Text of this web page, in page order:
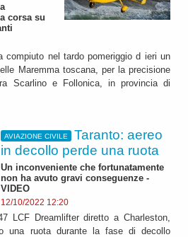
corsa su
compiuto nel tardo pomeriggio d ieri un
Maremma toscana, per la precisione
Scarlino e Follonica, in provincia di
AVIAZIONE CIVILE
Taranto: aereo
in decollo perde una ruota
Un inconveniente che fortunatamente
non ha avuto gravi conseguenze -
VIDEO
12/10/2022 12:20
LCF Dreamlifter diretto a Charleston,
una ruota durante la fase di decollo